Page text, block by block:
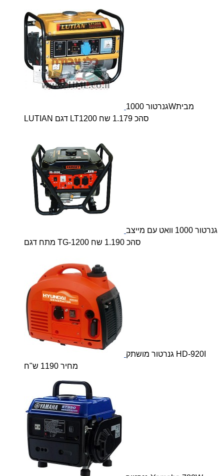
גנרטור 1000Wמבית
LUTIAN דגם LT1200 סהכ 1.179 שח
גנרטור 1000 וואט עם מייצב
מתח דגם TG-1200 סהכ 1.190 שח
גנרטור מושתק HD-920I
מחיר 1190 ש"ח